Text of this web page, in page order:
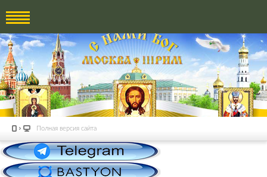
Полная версия сайта